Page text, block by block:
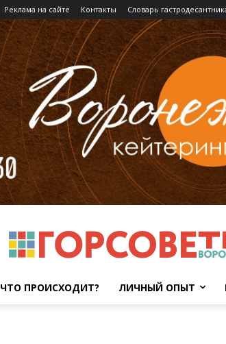
Реклама на сайте Контакты Словарь
ЧТО ПРОИСХОДИТ? ЛИЧНЫЙ ОПЫТ